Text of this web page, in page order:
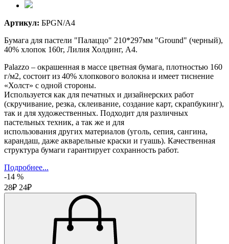
Артикул: БРGN/А4
Бумага для пастели "Палаццо" 210*297мм "Ground" (черный),
40% хлопок 160г, Лилия Холдинг, А4.
Palazzo – окрашенная в массе цветная бумага, плотностью 160
г/м2, состоит из 40% хлопкового волокна и имеет тиснение
«Холст» c одной стороны.
Используется как для печатных и дизайнерских работ
(скручивание, резка, склеивание, создание карт, скрапбукинг),
так и для художественных. Подходит для различных
пастельных техник, а так же и для
использования других материалов (уголь, сепия, сангина,
карандаш, даже акварельные краски и гуашь). Качественная
структура бумаги гарантирует сохранность работ.
Подробнее...
-14 %
28₽ 24₽